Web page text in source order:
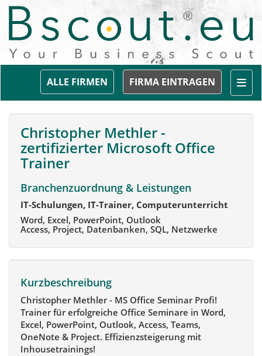
FIRMA EINTRAGEN
ALLE FIRMEN
Christopher Methler -
zertifizierter Microsoft Office
Trainer
Branchenzuordnung & Leistungen
IT-Schulungen, IT-Trainer, Computerunterricht
Word, Excel, PowerPoint, Outlook
Access, Project, Datenbanken, SQL, Netzwerke
Kurzbeschreibung
Christopher Methler - MS Office Seminar Profi!
Trainer für erfolgreiche Office Seminare in Word,
Excel, PowerPoint, Outlook, Access, Teams,
OneNote & Project. Effizienzsteigerung mit
Inhousetrainings!